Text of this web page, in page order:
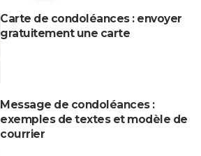
Carte de condoléances : envoyer
gratuitement une carte
Message de condoléances :
exemples de textes et modèle de
courrier